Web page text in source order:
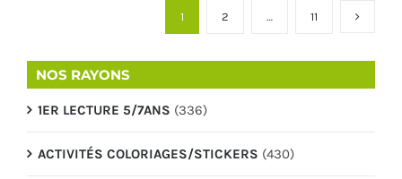
1 2 … 11
NOS RAYONS
1ER LECTURE 5/7ANS (336)
ACTIVITÉS COLORIAGES/STICKERS (430)